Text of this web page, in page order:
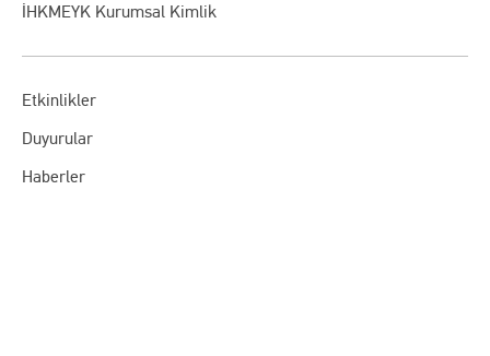
İHKMEYK Kurumsal Kimlik
Etkinlikler
Duyurular
Haberler